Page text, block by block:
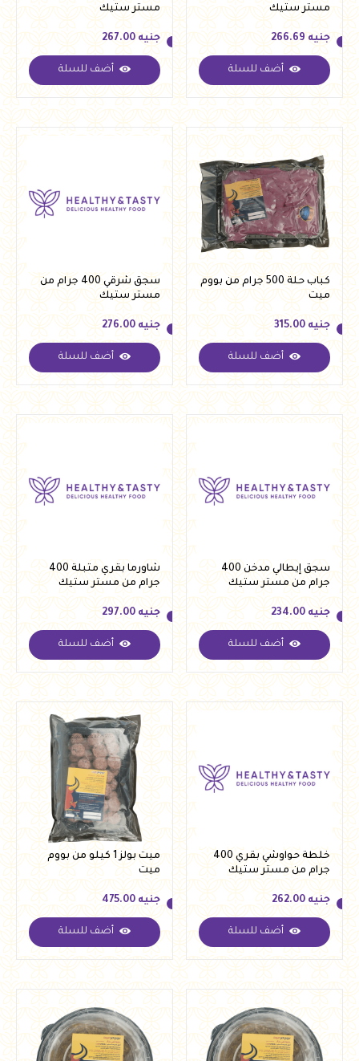
مستر ستيك
جنيه 266.69
جنيه 266.69
أضف للسلة
مستر ستيك
جنيه 267.00
جنيه 267.00
أضف للسلة
كباب حلة 500 جرام من بووم
ميت
جنيه 315.00
جنيه 315.00
أضف للسلة
سجق شرقي 400 جرام من
مستر ستيك
جنيه 276.00
جنيه 276.00
أضف للسلة
سجق إيطالي مدخن 400
جرام من مستر ستيك
جنيه 234.00
جنيه 234.00
أضف للسلة
شاورما بقري متبلة 400
جرام من مستر ستيك
جنيه 297.00
جنيه 297.00
أضف للسلة
خلطة حواوشي بقري 400
جرام من مستر ستيك
جنيه 262.00
جنيه 262.00
أضف للسلة
ميت بولز 1 كيلو من بووم
ميت
جنيه 475.00
جنيه 475.00
أضف للسلة